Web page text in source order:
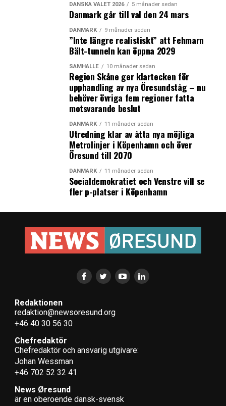
DANSKA VALET 2026 5 månader sedan
Danmark går till val den 24 mars
DANMARK 9 månader sedan
”Inte längre realistiskt” att Fehmarn
Bält-tunneln kan öppna 2029
SAMHÄLLE 10 månader sedan
Region Skåne ger klartecken för
upphandling av nya Öresundståg – nu
behöver övriga fem regioner fatta
motsvarande beslut
DANMARK 11 månader sedan
Utredning klar av åtta nya möjliga
Metrolinjer i Köpenhamn och över
Öresund till 2070
DANMARK 11 månader sedan
Socialdemokratiet och Venstre vill se
fler p-platser i Köpenhamn
Redaktionen
redaktion@newsoresund.org
+46 40 30 56 30
Chefredaktör
Chefredaktör och ansvarig utgivare:
Johan Wessman
+46 702 52 32 41
News Øresund
är en oberoende dansk-svensk